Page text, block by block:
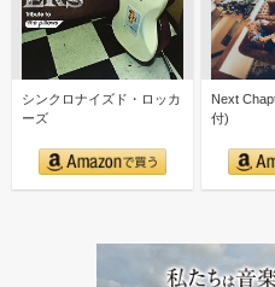
シンクロナイズド・ロッカ
ーズ
Next
付)